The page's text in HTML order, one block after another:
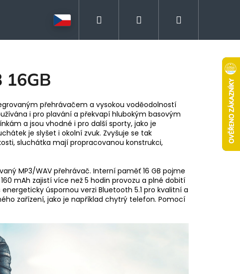
Přihlášení
16GB
přehrávačem a vysokou voděodolností
i pro plavání a překvapí hlubokým basovým
a jsou vhodné i pro další sporty, jako je
je slyšet i okolní zvuk. Zvyšuje se tak
sluchátka mají propracovanou konstrukci,
MP3/WAV přehrávač. Interní paměť 16 GB pojme
mAh zajistí více než 5 hodin provozu a plné dobití
úspornou verzi Bluetooth 5.1 pro kvalitní a
zařízení, jako je například chytrý telefon. Pomocí